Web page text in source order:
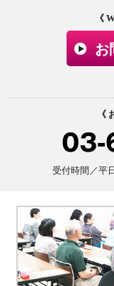
《
お
《
03-
受付時間／平